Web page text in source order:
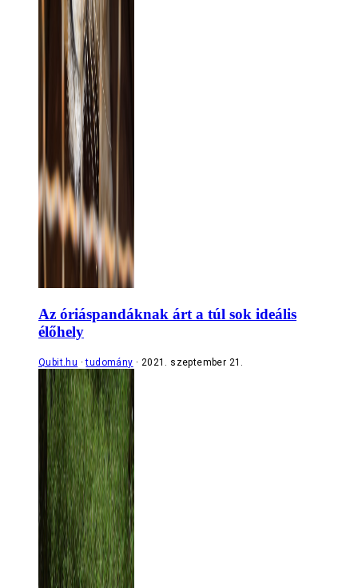
Az óriáspandáknak árt a túl sok ideális
élőhely
Qubit.hu tudomány 2021. szeptember 21.